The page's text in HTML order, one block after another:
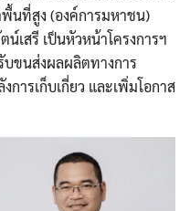
นที่สูง (องค์การมหาชน)
เสรี เป็นหัวหน้าโครงการฯ
ขนส่งผลผลิตทางการ
ารเก็บเกี่ยว และเพิ่มโอกาส